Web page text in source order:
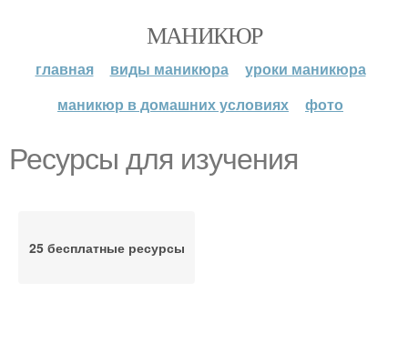
МАНИКЮР
главная виды маникюра
уроки маникюра
маникюр в домашних условиях
фото
Ресурсы для изучения
25 бесплатные ресурсы